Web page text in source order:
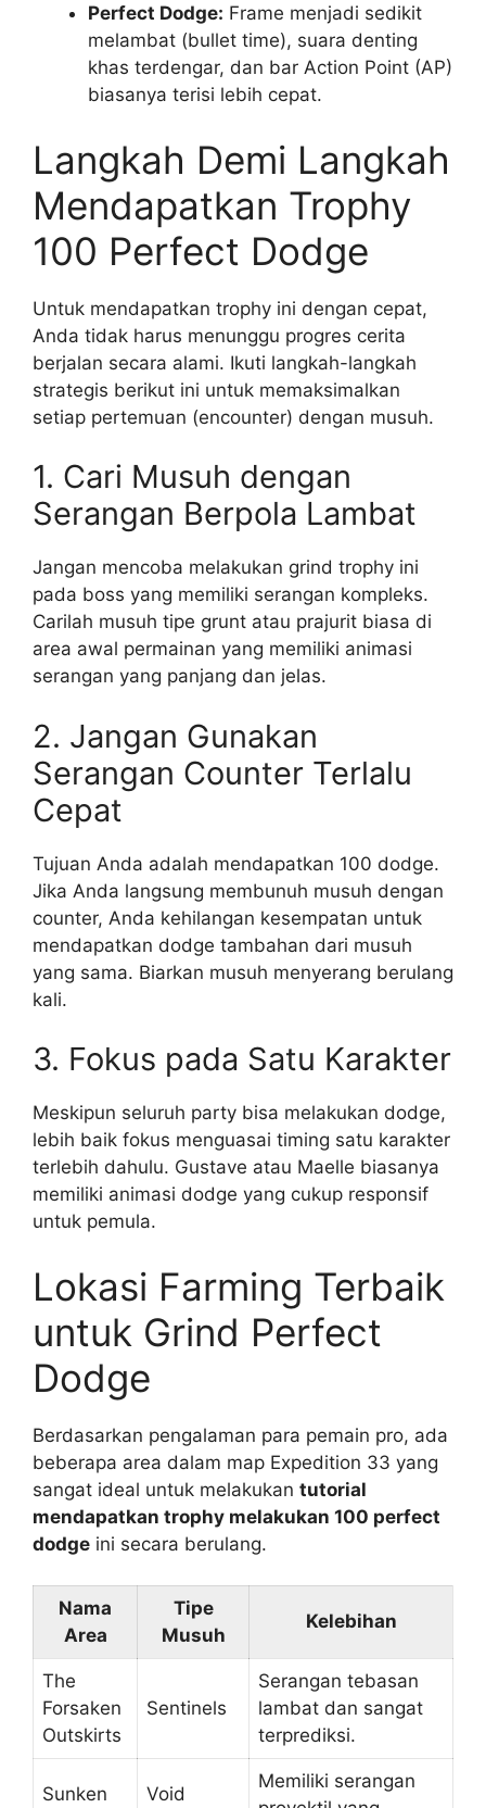
Perfect Dodge: Frame menjadi sedikit
melambat (bullet time), suara denting
khas terdengar, dan bar Action Point (AP)
biasanya terisi lebih cepat.
Langkah Demi Langkah
Mendapatkan Trophy
100 Perfect Dodge
Untuk mendapatkan trophy ini dengan cepat,
Anda tidak harus menunggu progres cerita
berjalan secara alami. Ikuti langkah-langkah
strategis berikut ini untuk memaksimalkan
setiap pertemuan (encounter) dengan musuh.
1. Cari Musuh dengan
Serangan Berpola Lambat
Jangan mencoba melakukan grind trophy ini
pada boss yang memiliki serangan kompleks.
Carilah musuh tipe grunt atau prajurit biasa di
area awal permainan yang memiliki animasi
serangan yang panjang dan jelas.
2. Jangan Gunakan
Serangan Counter Terlalu
Cepat
Tujuan Anda adalah mendapatkan 100 dodge.
Jika Anda langsung membunuh musuh dengan
counter, Anda kehilangan kesempatan untuk
mendapatkan dodge tambahan dari musuh
yang sama. Biarkan musuh menyerang berulang
kali.
3. Fokus pada Satu Karakter
Meskipun seluruh party bisa melakukan dodge,
lebih baik fokus menguasai timing satu karakter
terlebih dahulu. Gustave atau Maelle biasanya
memiliki animasi dodge yang cukup responsif
untuk pemula.
Lokasi Farming Terbaik
untuk Grind Perfect
Dodge
Berdasarkan pengalaman para pemain pro, ada
beberapa area dalam map Expedition 33 yang
sangat ideal untuk melakukan tutorial
mendapatkan trophy melakukan 100 perfect
dodge ini secara berulang.
Nama
Area
Tipe
Musuh
Kelebihan
The
Forsaken
Outskirts
Sentinels
Serangan tebasan
lambat dan sangat
terprediksi.
Sunken
Void
Memiliki serangan